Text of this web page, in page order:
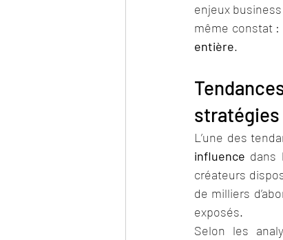
enjeux
même constat :
entière.
stratégies
L’une des
influence dans
créateurs
de milliers
exposés.
Selon les